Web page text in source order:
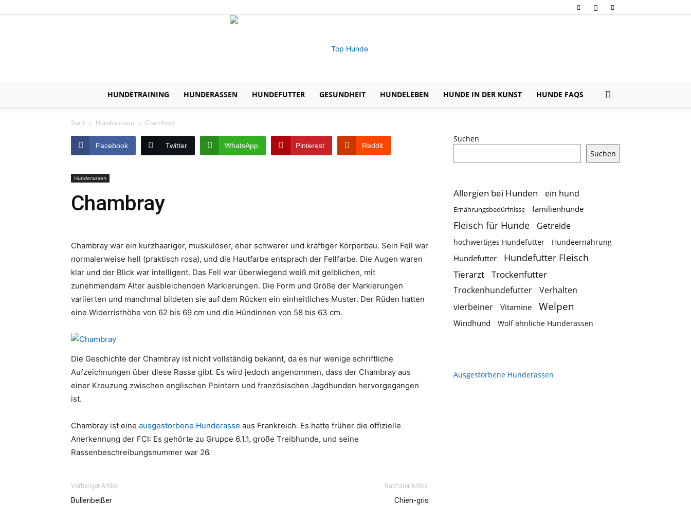
Hundeernährung,
und
HUNDETRAINING HUNDERASSEN HUNDEFUTTER GESUNDHEIT HUNDELEBEN HUNDE IN DER KUNST HUNDE FAQS
Start Hunderassen Chambray
Facebook Twitter WhatsApp Pinterest Reddit
Hunderassen
Chambray
Chambray war ein kurzhaariger, muskulöser, eher schwerer und kräftiger Körperbau. Sein Fell war
normalerweise hell (praktisch rosa), und die Hautfarbe entsprach der Fellfarbe. Die Augen waren
klar und der Blick war intelligent. Das Fell war überwiegend weiß mit gelblichen, mit
zunehmendem Alter ausbleichenden Markierungen. Die Form und Größe der Markierungen
variierten und manchmal bildeten sie auf dem Rücken ein einheitliches Muster. Der Rüden hatten
eine Widerristhöhe von 62 bis 69 cm und die Hündinnen von 58 bis 63 cm.
Die Geschichte der Chambray ist nicht vollständig bekannt, da es nur wenige schriftliche
Aufzeichnungen über diese Rasse gibt. Es wird jedoch angenommen, dass der Chambray aus
einer Kreuzung zwischen englischen Pointern und französischen Jagdhunden hervorgegangen
ist.
Chambray ist eine ausgestorbene Hunderasse aus Frankreich. Es hatte früher die offizielle
Anerkennung der FCI: Es gehörte zu Gruppe 6.1.1, große Treibhunde, und seine
Rassenbeschreibungsnummer war 26.
Vorheriger Artikel
Bullenbeißer
Nächster Artikel
Chien-gris
Suchen
Suchen
Allergien bei Hunden ein hund
Ernährungsbedürfnisse familienhunde
Fleisch für Hunde Getreide
hochwertiges Hundefutter Hundeernährung
Hundefutter Hundefutter Fleisch
Tierarzt Trockenfutter
Trockenhundefutter
Verhalten
vierbeiner
Vitamine Welpen
Windhund Wolf ähnliche Hunderassen
Ausgestorbene Hunderassen